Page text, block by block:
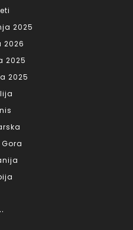
2025
2026
2025
2025